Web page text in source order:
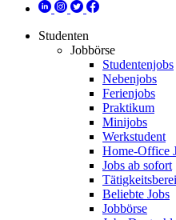
Studenten
Jobbörse
Studentenjobs
Nebenjobs
Ferienjobs
Praktikum
Minijobs
Werkstudent
Home-Office
Jobs ab sofort
Beliebte Jobs
Jobbörse